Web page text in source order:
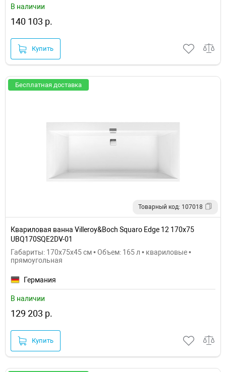
В наличии
140 103 р.
Купить
Бесплатная доставка
Товарный код: 107018
Квариловая ванна Villeroy&Boch Squaro Edge 12 170x75
UBQ170SQE2DV-01
Габариты: 170x75x45 см • Объем: 165 л • квариловые •
прямоугольная
Германия
В наличии
129 203 р.
Купить